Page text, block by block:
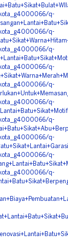
q-
q-
q-
q-
q-
q-
q-
q-
q-
q-